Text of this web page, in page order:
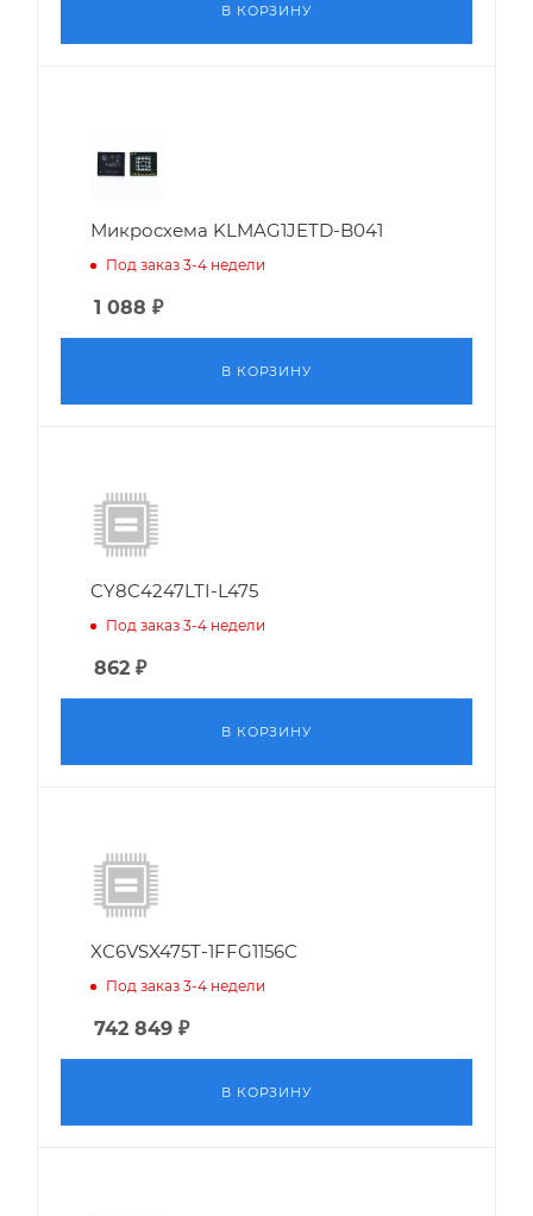
В КОРЗИНУ
Микросхема KLMAG1JETD-B041
Под заказ 3-4 недели
1 088 ₽
В КОРЗИНУ
CY8C4247LTI-L475
Под заказ 3-4 недели
862 ₽
В КОРЗИНУ
XC6VSX475T-1FFG1156C
Под заказ 3-4 недели
742 849 ₽
В КОРЗИНУ